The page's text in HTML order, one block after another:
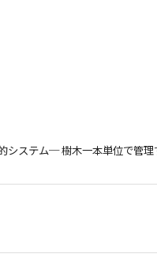
システム─ 樹木一本単位で管